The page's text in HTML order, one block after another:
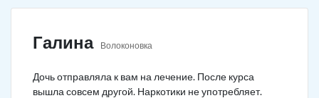
Галина Волоконовка
Дочь отправляла к вам на лечение. После курса
вышла совсем другой. Наркотики не употребляет.